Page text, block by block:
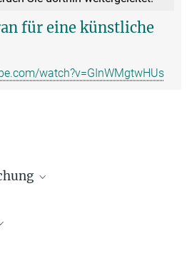
für eine künstliche
watch?v=GInWMgtwHUs
komplexer technischer Systeme,
Tanja Vidaković-Koch, Ivan